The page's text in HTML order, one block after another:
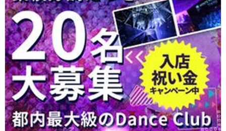
社員登用あり